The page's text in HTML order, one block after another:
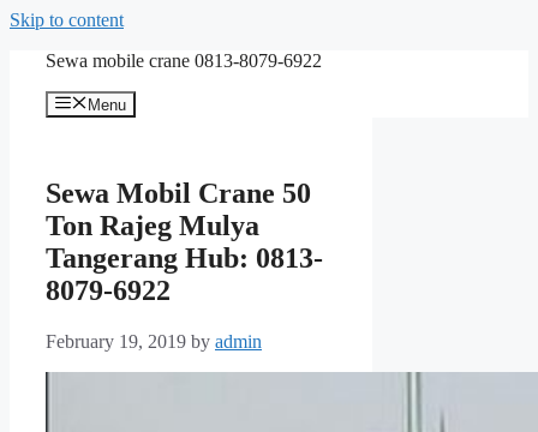
Skip to content
Sewa mobile crane 0813-8079-6922
Menu
Sewa Mobil Crane 50
Ton Rajeg Mulya
Tangerang Hub: 0813-
8079-6922
February 19, 2019 by admin